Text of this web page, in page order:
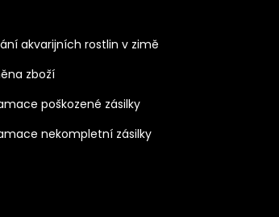
akvarijních rostlin v zimě
zboží
poškozené zásilky
nekompletní zásilky